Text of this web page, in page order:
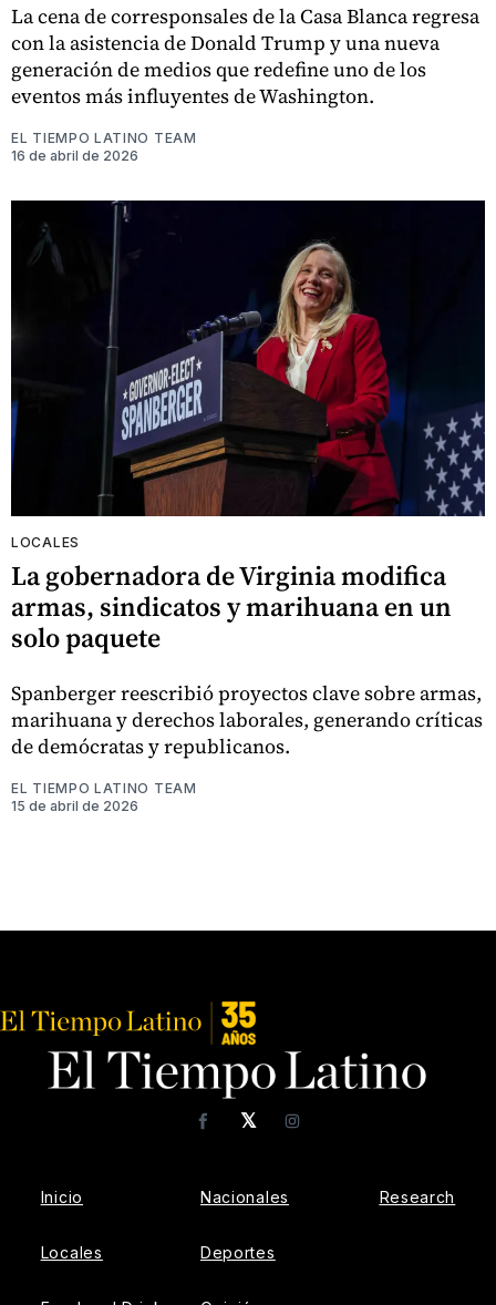
La cena de corresponsales de la Casa Blanca regresa
con la asistencia de Donald Trump y una nueva
generación de medios que redefine uno de los
eventos más influyentes de Washington.
EL TIEMPO LATINO TEAM
16 de abril de 2026
LOCALES
La gobernadora de Virginia modifica
armas, sindicatos y marihuana en un
solo paquete
Spanberger reescribió proyectos clave sobre armas,
marihuana y derechos laborales, generando críticas
de demócratas y republicanos.
EL TIEMPO LATINO TEAM
15 de abril de 2026
𝕏
FacebookInstagram
Inicio
Locales
Nacionales
Deportes
Research